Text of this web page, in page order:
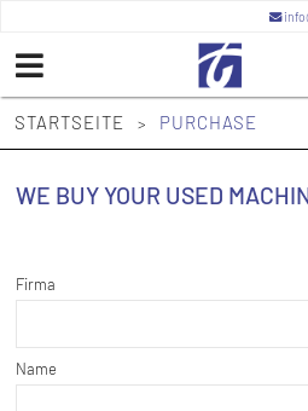
STARTSEITE > PURCHASE
WE BUY YOUR USED
Firma
Name